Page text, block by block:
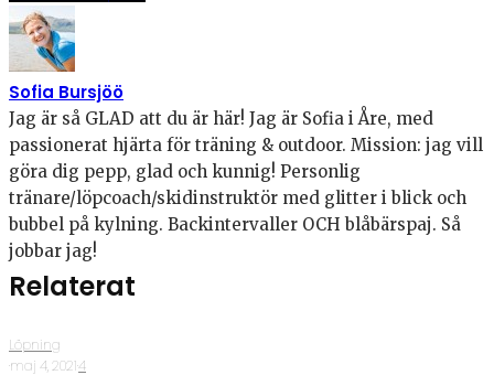
Sofia Bursjöö
Jag är så GLAD att du är här! Jag är Sofia i Åre, med
passionerat hjärta för träning & outdoor. Mission: jag vill
göra dig pepp, glad och kunnig! Personlig
tränare/löpcoach/skidinstruktör med glitter i blick och
bubbel på kylning. Backintervaller OCH blåbärspaj. Så
jobbar jag!
Relaterat
Löpning
·maj 4, 2021·4